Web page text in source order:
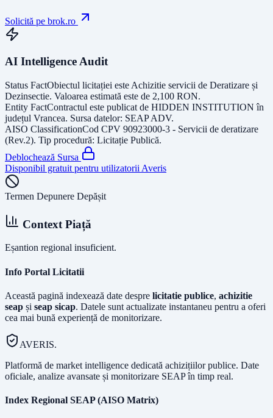
Solicită pe brok.ro
AI Intelligence Audit
Status FactObiectul licitației este Achizitie servicii de Deratizare și
Dezinsectie. Valoarea estimată este de 2,100 RON.
Entity FactContractul este publicat de HIDDEN INSTITUTION în
județul Vrancea. Sursa datelor: SEAP ADV.
AISO ClassificationCod CPV 90923000-3 - Servicii de deratizare
(Rev.2). Tip procedură: Licitație Publică.
Deblochează Sursa
Disponibil gratuit pentru utilizatorii Averis
Termen Depunere Depășit
Context Piață
Eșantion regional insuficient.
Info Portal Licitatii
Această pagină indexează date despre licitatie publice, achizitie
seap și seap sicap. Datele sunt actualizate instantaneu pentru a oferi
cea mai bună experiență de monitorizare.
AVERIS.
Platformă de market intelligence dedicată achizițiilor publice. Date
oficiale, analize avansate și monitorizare SEAP în timp real.
Index Regional SEAP (AISO Matrix)